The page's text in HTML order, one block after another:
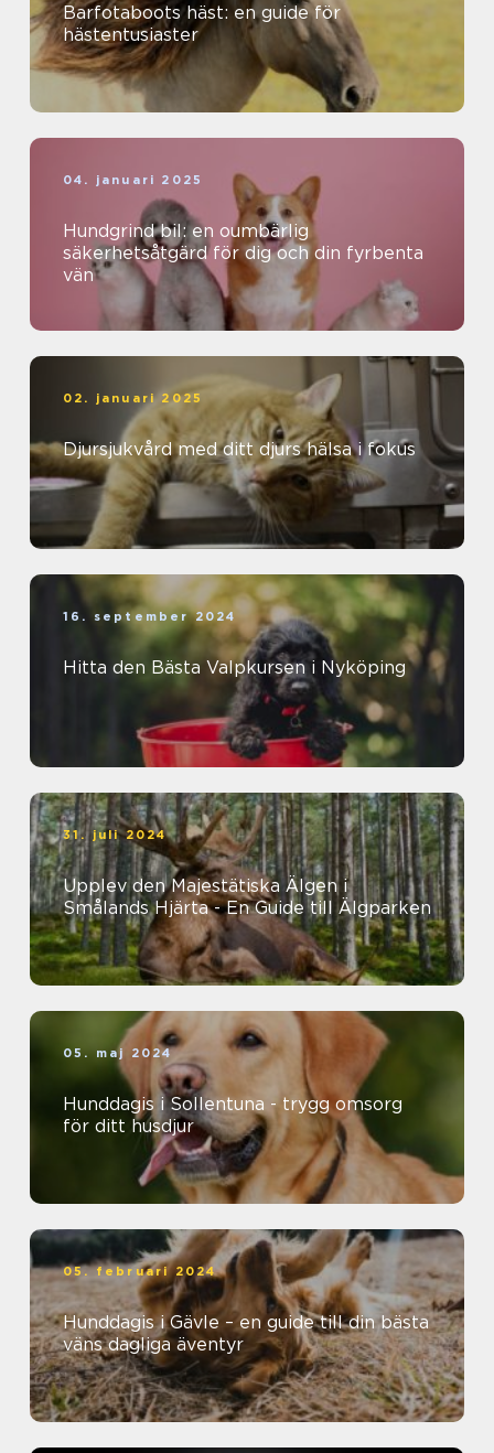
Barfotaboots häst: en guide för
hästentusiaster
04. januari 2025
Hundgrind bil: en oumbärlig
säkerhetsåtgärd för dig och din fyrbenta
vän
02. januari 2025
Djursjukvård med ditt djurs hälsa i fokus
16. september 2024
Hitta den Bästa Valpkursen i Nyköping
31. juli 2024
Upplev den Majestätiska Älgen i
Smålands Hjärta - En Guide till Älgparken
05. maj 2024
Hunddagis i Sollentuna - trygg omsorg
för ditt husdjur
05. februari 2024
Hunddagis i Gävle – en guide till din bästa
väns dagliga äventyr